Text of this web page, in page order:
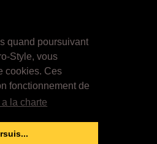
quand poursuivant
Style, vous
cookies. Ces
fonctionnement de
la charte